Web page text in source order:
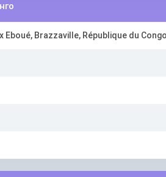
Eboué, Brazzaville, République du